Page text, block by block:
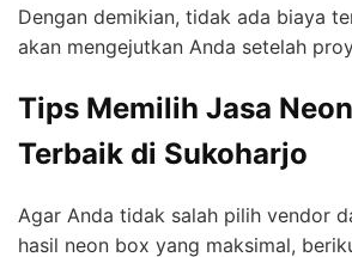
Dengan demikian, tidak ada biaya
akan mengejutkan Anda setelah
Tips Memilih Jasa
Terbaik di Sukoharjo
Agar Anda tidak salah pilih vendor
hasil neon box yang maksimal,